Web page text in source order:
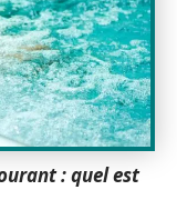
: quel est